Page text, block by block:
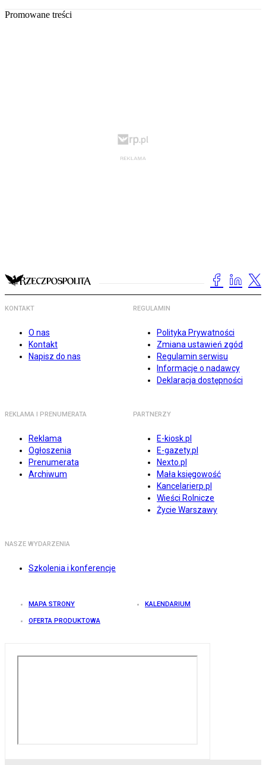
Promowane treści
KONTAKT
O nas
Kontakt
Napisz do nas
REGULAMIN
Polityka Prywatności
Zmiana ustawień zgód
Regulamin serwisu
Informacje o nadawcy
Deklaracja dostępności
REKLAMA I PRENUMERATA
Reklama
Ogłoszenia
Prenumerata
Archiwum
PARTNERZY
E-kiosk.pl
E-gazety.pl
Nexto.pl
Mała księgowość
Kancelarierp.pl
Wieści Rolnicze
Życie Warszawy
NASZE WYDARZENIA
Szkolenia i konferencje
MAPA STRONY KALENDARIUM
OFERTA PRODUKTOWA